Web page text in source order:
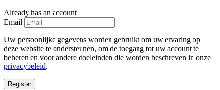
Already has an account
Email
Uw persoonlijke gegevens worden gebruikt om uw ervaring op
deze website te ondersteunen, om de toegang tot uw account te
beheren en voor andere doeleinden die worden beschreven in onze
privacybeleid.